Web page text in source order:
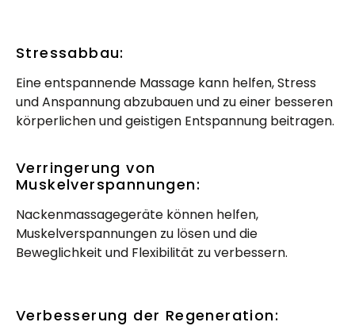
Stressabbau:
Eine entspannende Massage kann helfen, Stress
und Anspannung abzubauen und zu einer besseren
körperlichen und geistigen Entspannung beitragen.
Verringerung von
Muskelverspannungen:
Nackenmassagegeräte können helfen,
Muskelverspannungen zu lösen und die
Beweglichkeit und Flexibilität zu verbessern.
Verbesserung der Regeneration: